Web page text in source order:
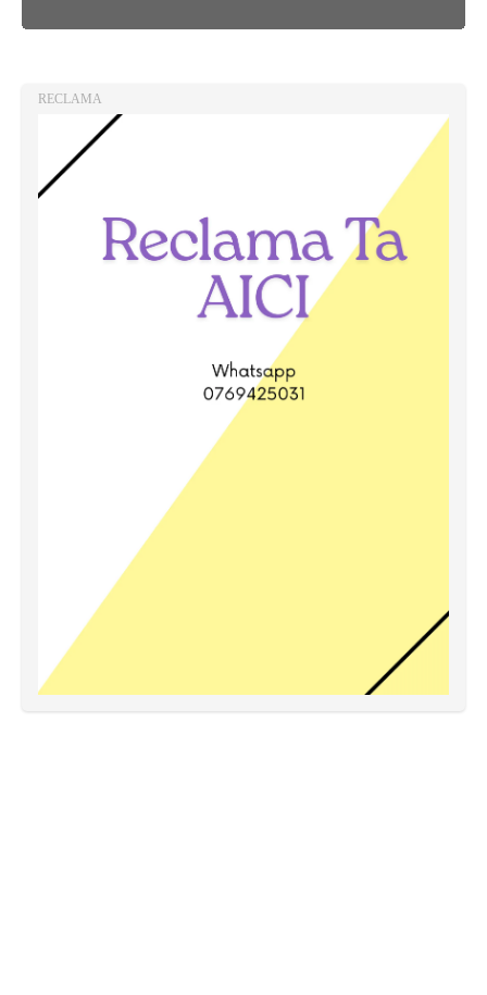
RECLAMA